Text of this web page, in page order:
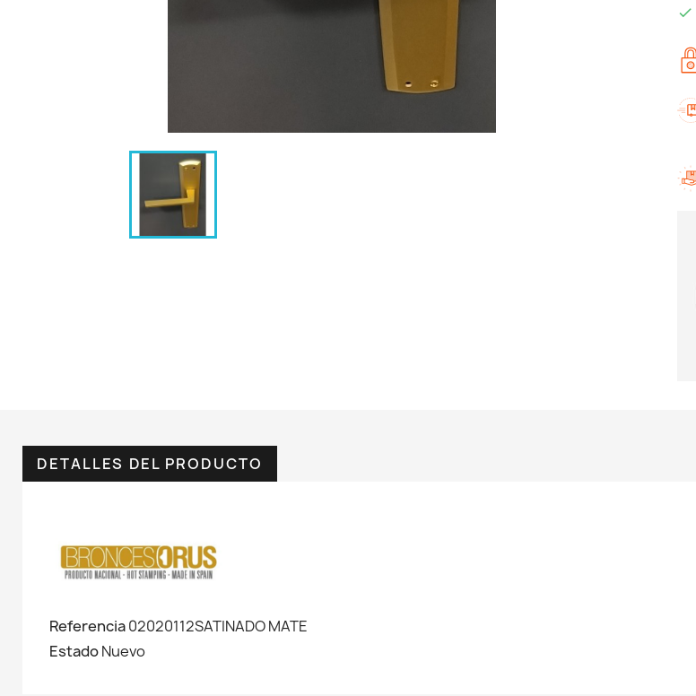

DETALLES DEL PRODUCTO
Referencia02020112SATINADO MATE
EstadoNuevo